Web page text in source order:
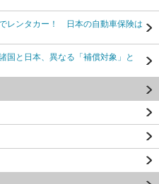
レンタカー！ 日本の自動車保険は
国と日本、異なる「補償対象」と